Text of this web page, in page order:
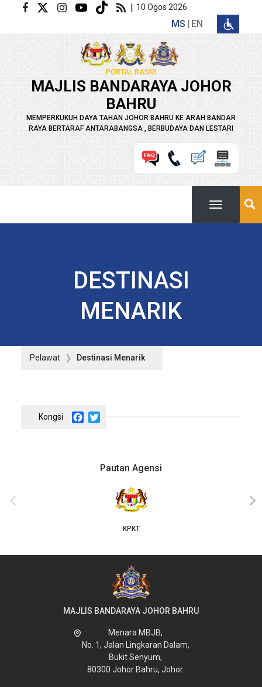
Langkau ke kandungan utama | 10 Ogos 2026
MS EN
PORTAL RASMI
MAJLIS BANDARAYA JOHOR
BAHRU
MEMPERKUKUH DAYA TAHAN JOHOR BAHRU KE ARAH BANDAR
RAYA BERTARAF ANTARABANGSA , BERBUDAYA DAN LESTARI
DESTINASI
MENARIK
Pelawat Destinasi Menarik
Facebook
Pautan Agensi
KPKT
‹ ›
MAJLIS BANDARAYA JOHOR BAHRU
Menara MBJB,
No. 1, Jalan Lingkaran Dalam,
Bukit Senyum,
80300 Johor Bahru, Johor.